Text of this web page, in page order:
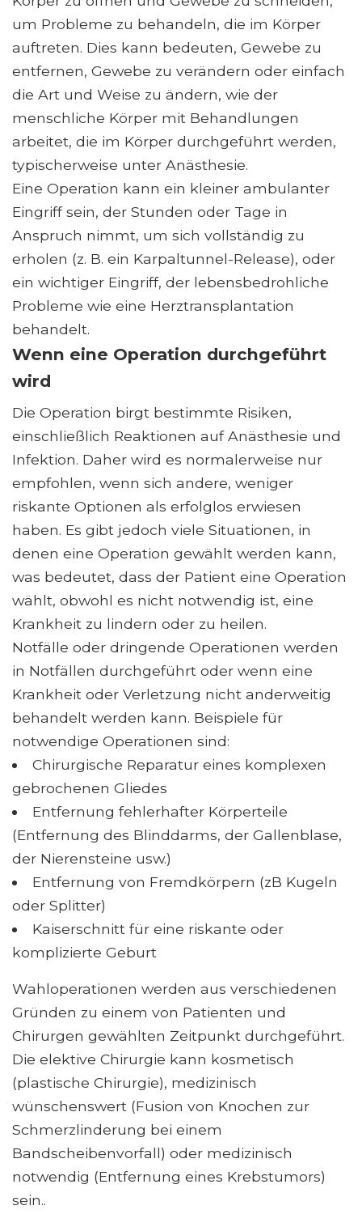
um Probleme zu behandeln, die im Körper
auftreten. Dies kann bedeuten, Gewebe zu
entfernen, Gewebe zu verändern oder einfach
die Art und Weise zu ändern, wie der
menschliche Körper mit Behandlungen
arbeitet, die im Körper durchgeführt werden,
typischerweise unter Anästhesie.
Eine Operation kann ein kleiner ambulanter
Eingriff sein, der Stunden oder Tage in
Anspruch nimmt, um sich vollständig zu
erholen (z. B. ein Karpaltunnel-Release), oder
ein wichtiger Eingriff, der lebensbedrohliche
Probleme wie eine Herztransplantation
behandelt.
Wenn eine Operation durchgeführt
wird
Die Operation birgt bestimmte Risiken,
einschließlich Reaktionen auf Anästhesie und
Infektion. Daher wird es normalerweise nur
empfohlen, wenn sich andere, weniger
riskante Optionen als erfolglos erwiesen
haben. Es gibt jedoch viele Situationen, in
denen eine Operation gewählt werden kann,
was bedeutet, dass der Patient eine Operation
wählt, obwohl es nicht notwendig ist, eine
Krankheit zu lindern oder zu heilen.
Notfälle oder dringende Operationen werden
in Notfällen durchgeführt oder wenn eine
Krankheit oder Verletzung nicht anderweitig
behandelt werden kann. Beispiele für
notwendige Operationen sind:
Chirurgische Reparatur eines komplexen
gebrochenen Gliedes
Entfernung fehlerhafter Körperteile
(Entfernung des Blinddarms, der Gallenblase,
der Nierensteine ​​usw.)
Entfernung von Fremdkörpern (zB Kugeln
oder Splitter)
Kaiserschnitt für eine riskante oder
komplizierte Geburt
Wahloperationen werden aus verschiedenen
Gründen zu einem von Patienten und
Chirurgen gewählten Zeitpunkt durchgeführt.
Die elektive Chirurgie kann kosmetisch
(plastische Chirurgie), medizinisch
wünschenswert (Fusion von Knochen zur
Schmerzlinderung bei einem
Bandscheibenvorfall) oder medizinisch
notwendig (Entfernung eines Krebstumors)
sein..